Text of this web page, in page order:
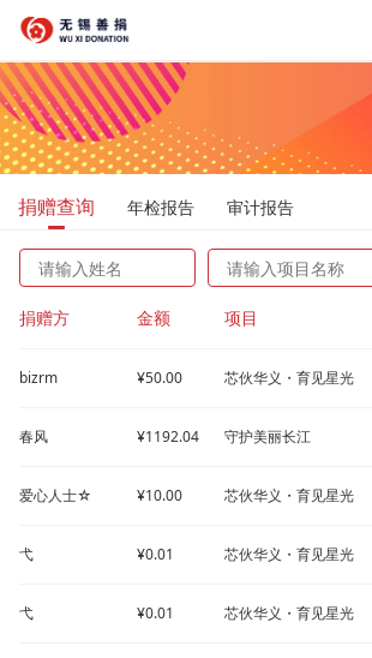
捐赠查询 年检报告 审计报告
捐赠方 金额 项目
bizrm ¥50.00 芯伙华义・育见星光
春风 ¥1192.04 守护美丽长江
爱心人士☆ ¥10.00 芯伙华义・育见星光
弋 ¥0.01 芯伙华义・育见星光
弋 ¥0.01 芯伙华义・育见星光